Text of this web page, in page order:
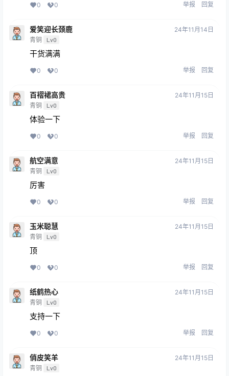
0 0 举报 回复
爱笑迎长颈鹿
青铜 Lv0
24年11月14日
干货满满
0 0 举报 回复
百褶裙高贵
青铜 Lv0
24年11月15日
体验一下
0 0 举报 回复
航空满意
青铜 Lv0
24年11月15日
厉害
0 0 举报 回复
玉米聪慧
青铜 Lv0
24年11月15日
顶
0 0 举报 回复
纸鹤热心
青铜 Lv0
24年11月15日
支持一下
0 0 举报 回复
俏皮笑羊
青铜 Lv0
24年11月15日